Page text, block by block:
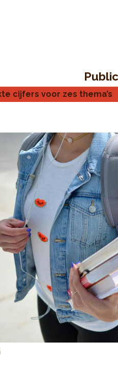
cijfers voor zes thema’s